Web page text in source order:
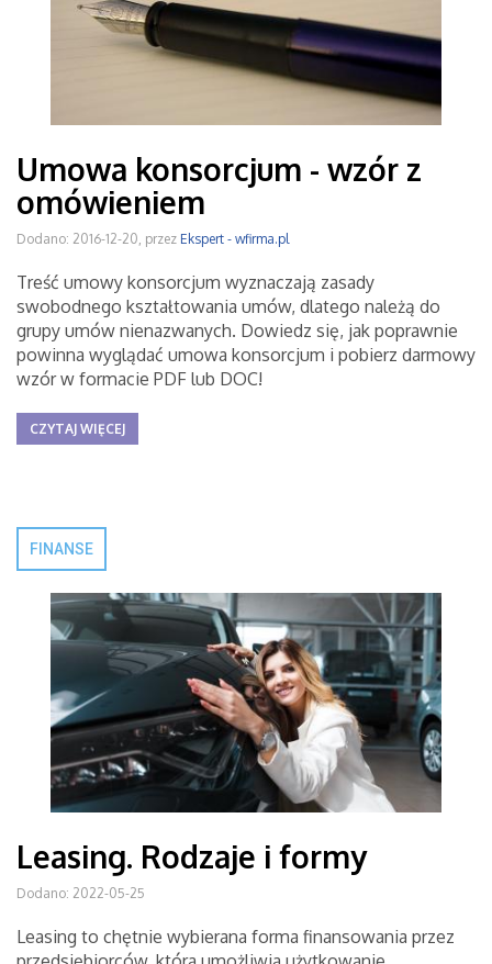
Umowa konsorcjum - wzór z
omówieniem
Dodano: 2016-12-20, przez Ekspert - wfirma.pl
Treść umowy konsorcjum wyznaczają zasady
swobodnego kształtowania umów, dlatego należą do
grupy umów nienazwanych. Dowiedz się, jak poprawnie
powinna wyglądać umowa konsorcjum i pobierz darmowy
wzór w formacie PDF lub DOC!
CZYTAJ WIĘCEJ
FINANSE
Leasing. Rodzaje i formy
Dodano: 2022-05-25
Leasing to chętnie wybierana forma finansowania przez